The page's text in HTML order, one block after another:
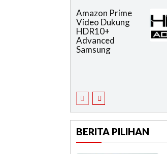
Amazon Prime
Video Dukung
HDR10+
Advanced
Samsung
BERITA PILIHAN